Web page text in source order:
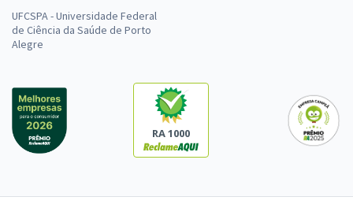
UFCSPA - Universidade Federal
de Ciência da Saúde de Porto
Alegre
RA 1000